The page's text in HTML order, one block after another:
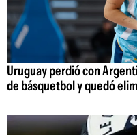
Uruguay perdió con
de básquetbol y quedó